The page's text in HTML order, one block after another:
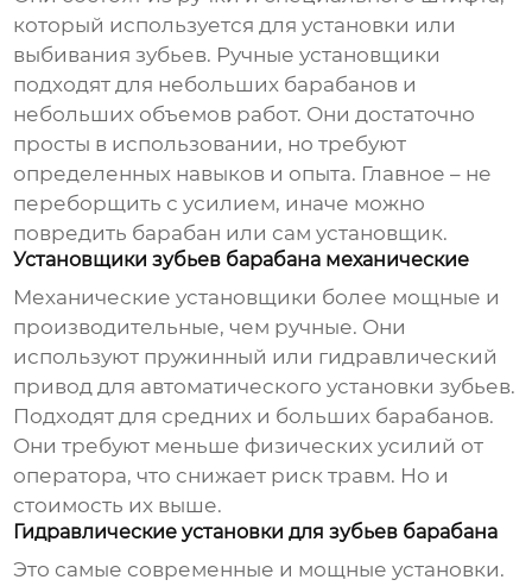
который используется для установки или
выбивания зубьев. Ручные установщики
подходят для небольших барабанов и
небольших объемов работ. Они достаточно
просты в использовании, но требуют
определенных навыков и опыта. Главное – не
переборщить с усилием, иначе можно
повредить барабан или сам установщик.
Установщики зубьев барабана механические
Механические установщики более мощные и
производительные, чем ручные. Они
используют пружинный или гидравлический
привод для автоматического установки зубьев.
Подходят для средних и больших барабанов.
Они требуют меньше физических усилий от
оператора, что снижает риск травм. Но и
стоимость их выше.
Гидравлические установки для зубьев барабана
Это самые современные и мощные установки.